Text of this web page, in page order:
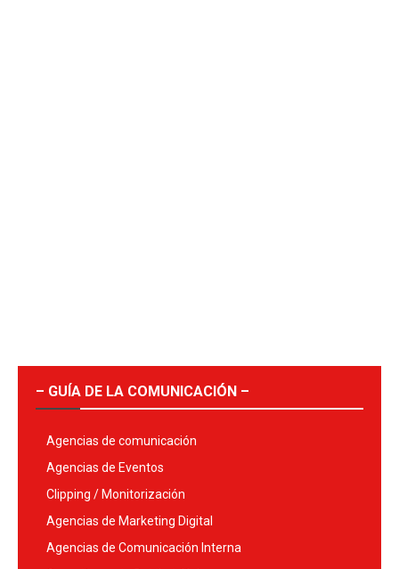
– GUÍA DE LA COMUNICACIÓN –
Agencias de comunicación
Agencias de Eventos
Clipping / Monitorización
Agencias de Marketing Digital
Agencias de Comunicación Interna